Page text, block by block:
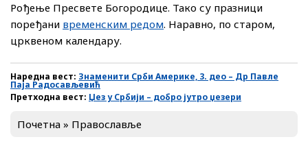
Рођење Пресвете Богородице. Тако су празници
поређани временским редом. Наравно, по старом,
црквеном календару.
Наредна вест: Знаменити Срби Америке, 3. део – Др Павле
Паја Радосављевић
Претходна вест: Џез у Србији – добро јутро џезери
Почетна » Православље